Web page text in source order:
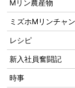
Mリン農産物
ミズホMリンチャ
レシピ
新入社員奮闘記
時事